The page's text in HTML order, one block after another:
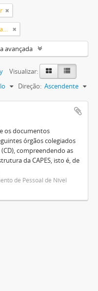
Fundação Coordenação de Aperfeiçoamento de Pessoal de Nível Superior (CAPES)
avançada
Visualizar:
Direção: Ascendente
os documentos
órgãos colegiados
compreendendo as
da CAPES, isto é, de
de Pessoal de Nível